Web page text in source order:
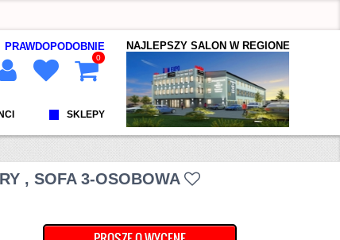
PRAWDOPODOBNIE
0
SKLEPY
NAJLEPSZY SALON W REGIONE
, SOFA 3-OSOBOWA